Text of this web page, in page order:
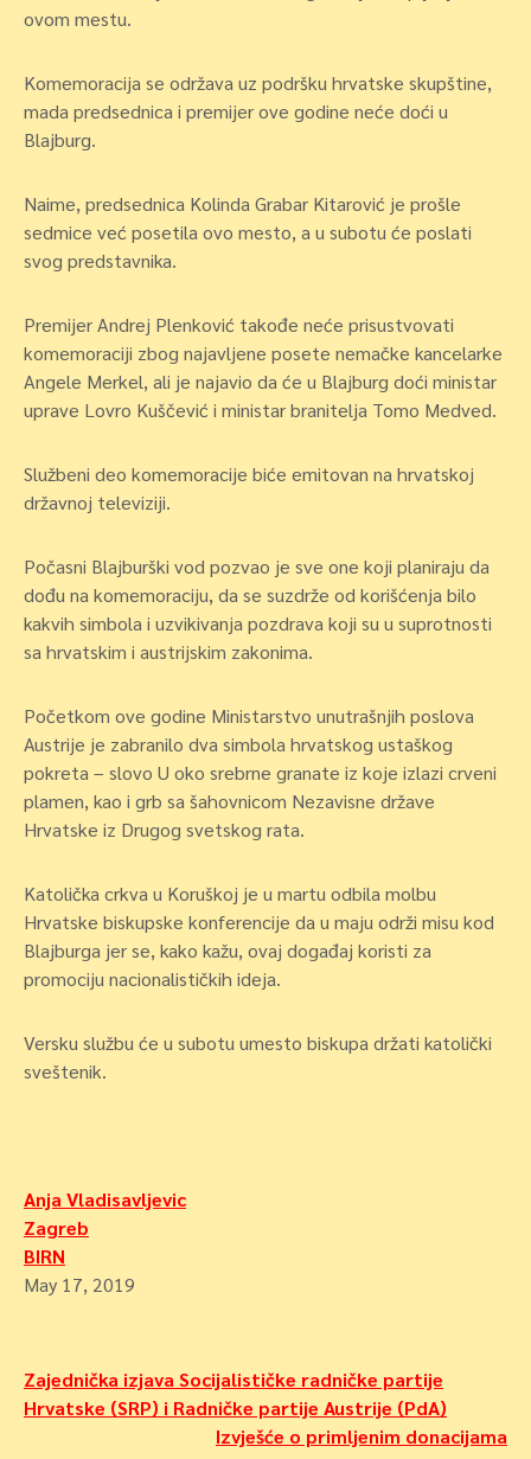
ovom mestu.
Komemoracija se održava uz podršku hrvatske skupštine,
mada predsednica i premijer ove godine neće doći u
Blajburg.
Naime, predsednica Kolinda Grabar Kitarović je prošle
sedmice već posetila ovo mesto, a u subotu će poslati
svog predstavnika.
Premijer Andrej Plenković takođe neće prisustvovati
komemoraciji zbog najavljene posete nemačke kancelarke
Angele Merkel, ali je najavio da će u Blajburg doći ministar
uprave Lovro Kuščević i ministar branitelja Tomo Medved.
Službeni deo komemoracije biće emitovan na hrvatskoj
državnoj televiziji.
Počasni Blajburški vod pozvao je sve one koji planiraju da
dođu na komemoraciju, da se suzdrže od korišćenja bilo
kakvih simbola i uzvikivanja pozdrava koji su u suprotnosti
sa hrvatskim i austrijskim zakonima.
Početkom ove godine Ministarstvo unutrašnjih poslova
Austrije je zabranilo dva simbola hrvatskog ustaškog
pokreta – slovo U oko srebrne granate iz koje izlazi crveni
plamen, kao i grb sa šahovnicom Nezavisne države
Hrvatske iz Drugog svetskog rata.
Katolička crkva u Koruškoj je u martu odbila molbu
Hrvatske biskupske konferencije da u maju održi misu kod
Blajburga jer se, kako kažu, ovaj događaj koristi za
promociju nacionalističkih ideja.
Versku službu će u subotu umesto biskupa držati katolički
sveštenik.
Anja Vladisavljevic
Zagreb
BIRN
May 17, 2019
Navigacija
objava
Zajednička izjava Socijalističke radničke partije
Hrvatske (SRP) i Radničke partije Austrije (PdA)
Izvješće o primljenim donacijama